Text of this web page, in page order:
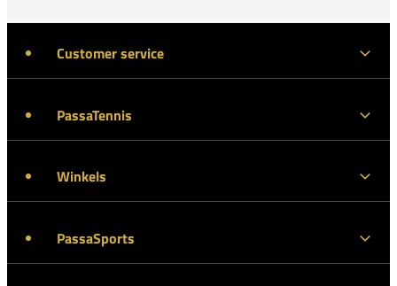
Customer service
PassaTennis
Winkels
PassaSports